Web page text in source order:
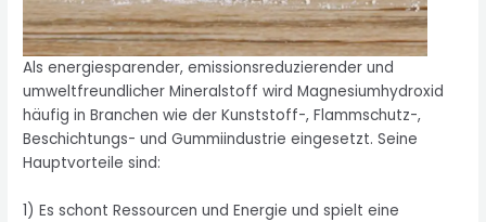
Als energiesparender, emissionsreduzierender und
umweltfreundlicher Mineralstoff wird Magnesiumhydroxid
häufig in Branchen wie der Kunststoff-, Flammschutz-,
Beschichtungs- und Gummiindustrie eingesetzt. Seine
Hauptvorteile sind:
1) Es schont Ressourcen und Energie und spielt eine